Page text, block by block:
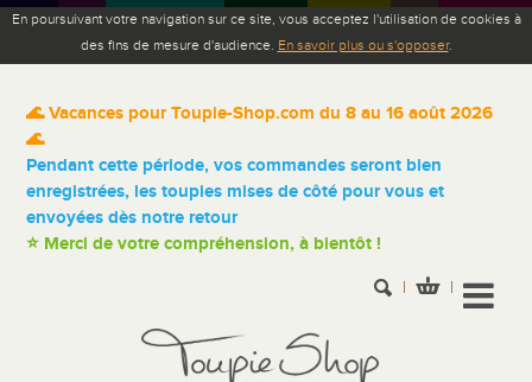
En poursuivant votre navigation sur ce site, vous acceptez l'utilisation de cookies à
des fins de mesure d'audience. En savoir plus ou s'opposer.
🌊 Vacances pour Toupie-Shop.com du 8 au 16 août 2026
🌊
Pendant cette période, vos commandes seront bien
enregistrées, les toupies mises de côté pour vous et
envoyées dès notre retour
⭐ Merci de votre compréhension, à bientôt !